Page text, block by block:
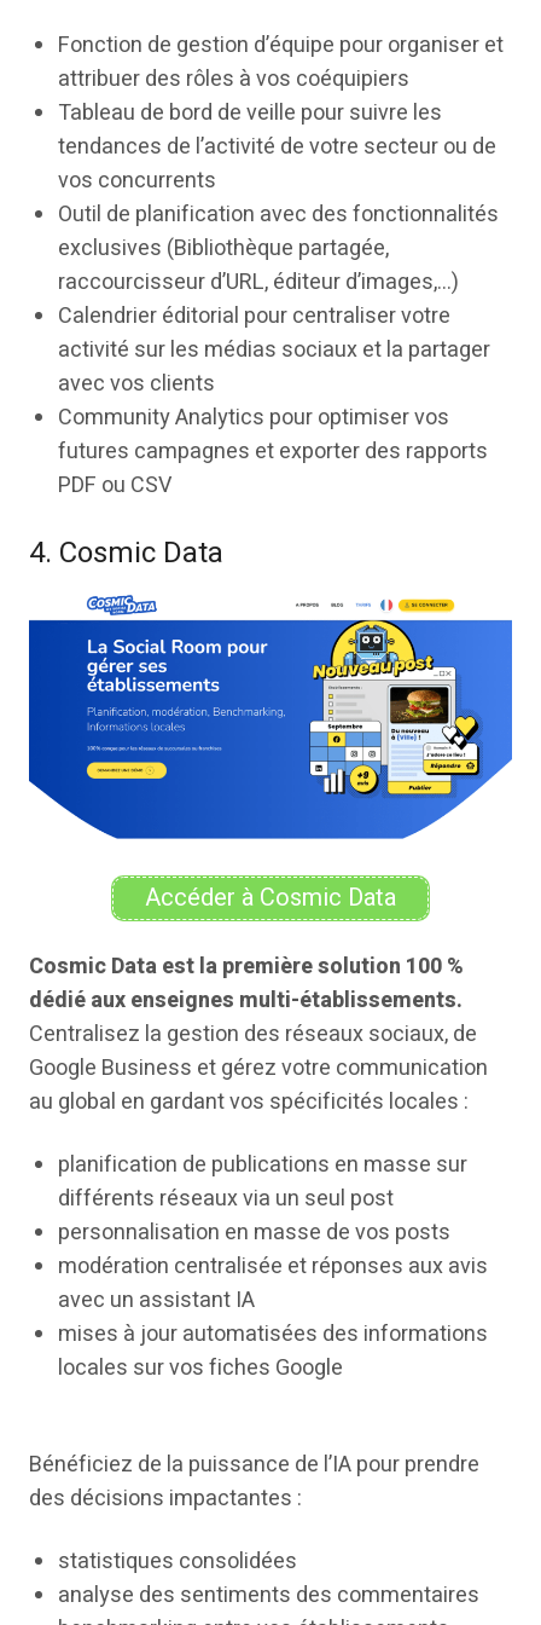
Fonction de gestion d’équipe pour organiser et
attribuer des rôles à vos coéquipiers
Tableau de bord de veille pour suivre les
tendances de l’activité de votre secteur ou de
vos concurrents
Outil de planification avec des fonctionnalités
exclusives (Bibliothèque partagée,
raccourcisseur d’URL, éditeur d’images,…)
Calendrier éditorial pour centraliser votre
activité sur les médias sociaux et la partager
avec vos clients
Community Analytics pour optimiser vos
futures campagnes et exporter des rapports
PDF ou CSV
4. Cosmic Data
Accéder à Cosmic Data
Cosmic Data est la première solution 100 %
dédié aux enseignes multi-établissements.
Centralisez la gestion des réseaux sociaux, de
Google Business et gérez votre communication
au global en gardant vos spécificités locales :
planification de publications en masse sur
différents réseaux via un seul post
personnalisation en masse de vos posts
modération centralisée et réponses aux avis
avec un assistant IA
mises à jour automatisées des informations
locales sur vos fiches Google
Bénéficiez de la puissance de l’IA pour prendre
des décisions impactantes :
statistiques consolidées
analyse des sentiments des commentaires